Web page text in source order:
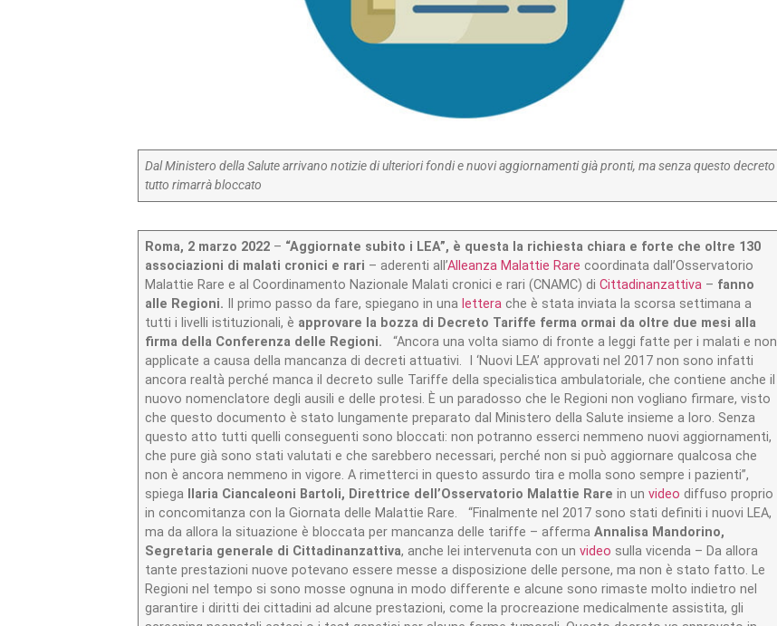
Dal Ministero della Salute arrivano notizie di ulteriori fondi e nuovi aggiornamenti già pronti, ma senza questo decreto
tutto rimarrà bloccato
Roma, 2 marzo 2022 – “Aggiornate subito i LEA”, è questa la richiesta chiara e forte che oltre 130
associazioni di malati cronici e rari – aderenti all’Alleanza Malattie Rare coordinata dall’Osservatorio
Malattie Rare e al Coordinamento Nazionale Malati cronici e rari (CNAMC) diCittadinanzattiva – fanno
alle Regioni. Il primo passo da fare, spiegano in una lettera che è stata inviata la scorsa settimana a
tutti i livelli istituzionali, è approvare la bozza di Decreto Tariffe ferma ormai da oltre due mesi alla
firma della Conferenza delle Regioni. “Ancora una volta siamo di fronte a leggi fatte per i malati e non
applicate a causa della mancanza di decreti attuativi. I ‘Nuovi LEA’ approvati nel 2017 non sono infatti
ancora realtà perché manca il decreto sulle Tariffe della specialistica ambulatoriale, che contiene anche il
nuovo nomenclatore degli ausili e delle protesi. È un paradosso che le Regioni non vogliano firmare, visto
che questo documento è stato lungamente preparato dal Ministero della Salute insieme a loro. Senza
questo atto tutti quelli conseguenti sono bloccati: non potranno esserci nemmeno nuovi aggiornamenti,
che pure già sono stati valutati e che sarebbero necessari, perché non si può aggiornare qualcosa che
non è ancora nemmeno in vigore. A rimetterci in questo assurdo tira e molla sono sempre i pazienti”,
spiega
Ilaria Ciancaleoni Bartoli, Direttrice dell’Osservatorio Malattie Rare in unvideo diffuso proprio
in concomitanza con la Giornata delle Malattie Rare. “Finalmente nel 2017 sono stati definiti i nuovi LEA,
ma da allora la situazione è bloccata per mancanza delle tariffe – affermaAnnalisa Mandorino,
Segretaria generale di Cittadinanzattiva, anche lei intervenuta con unvideo sulla vicenda – Da allora
tante prestazioni nuove potevano essere messe a disposizione delle persone, ma non è stato fatto. Le
Regioni nel tempo si sono mosse ognuna in modo differente e alcune sono rimaste molto indietro nel
garantire i diritti dei cittadini ad alcune prestazioni, come la procreazione medicalmente assistita, gli